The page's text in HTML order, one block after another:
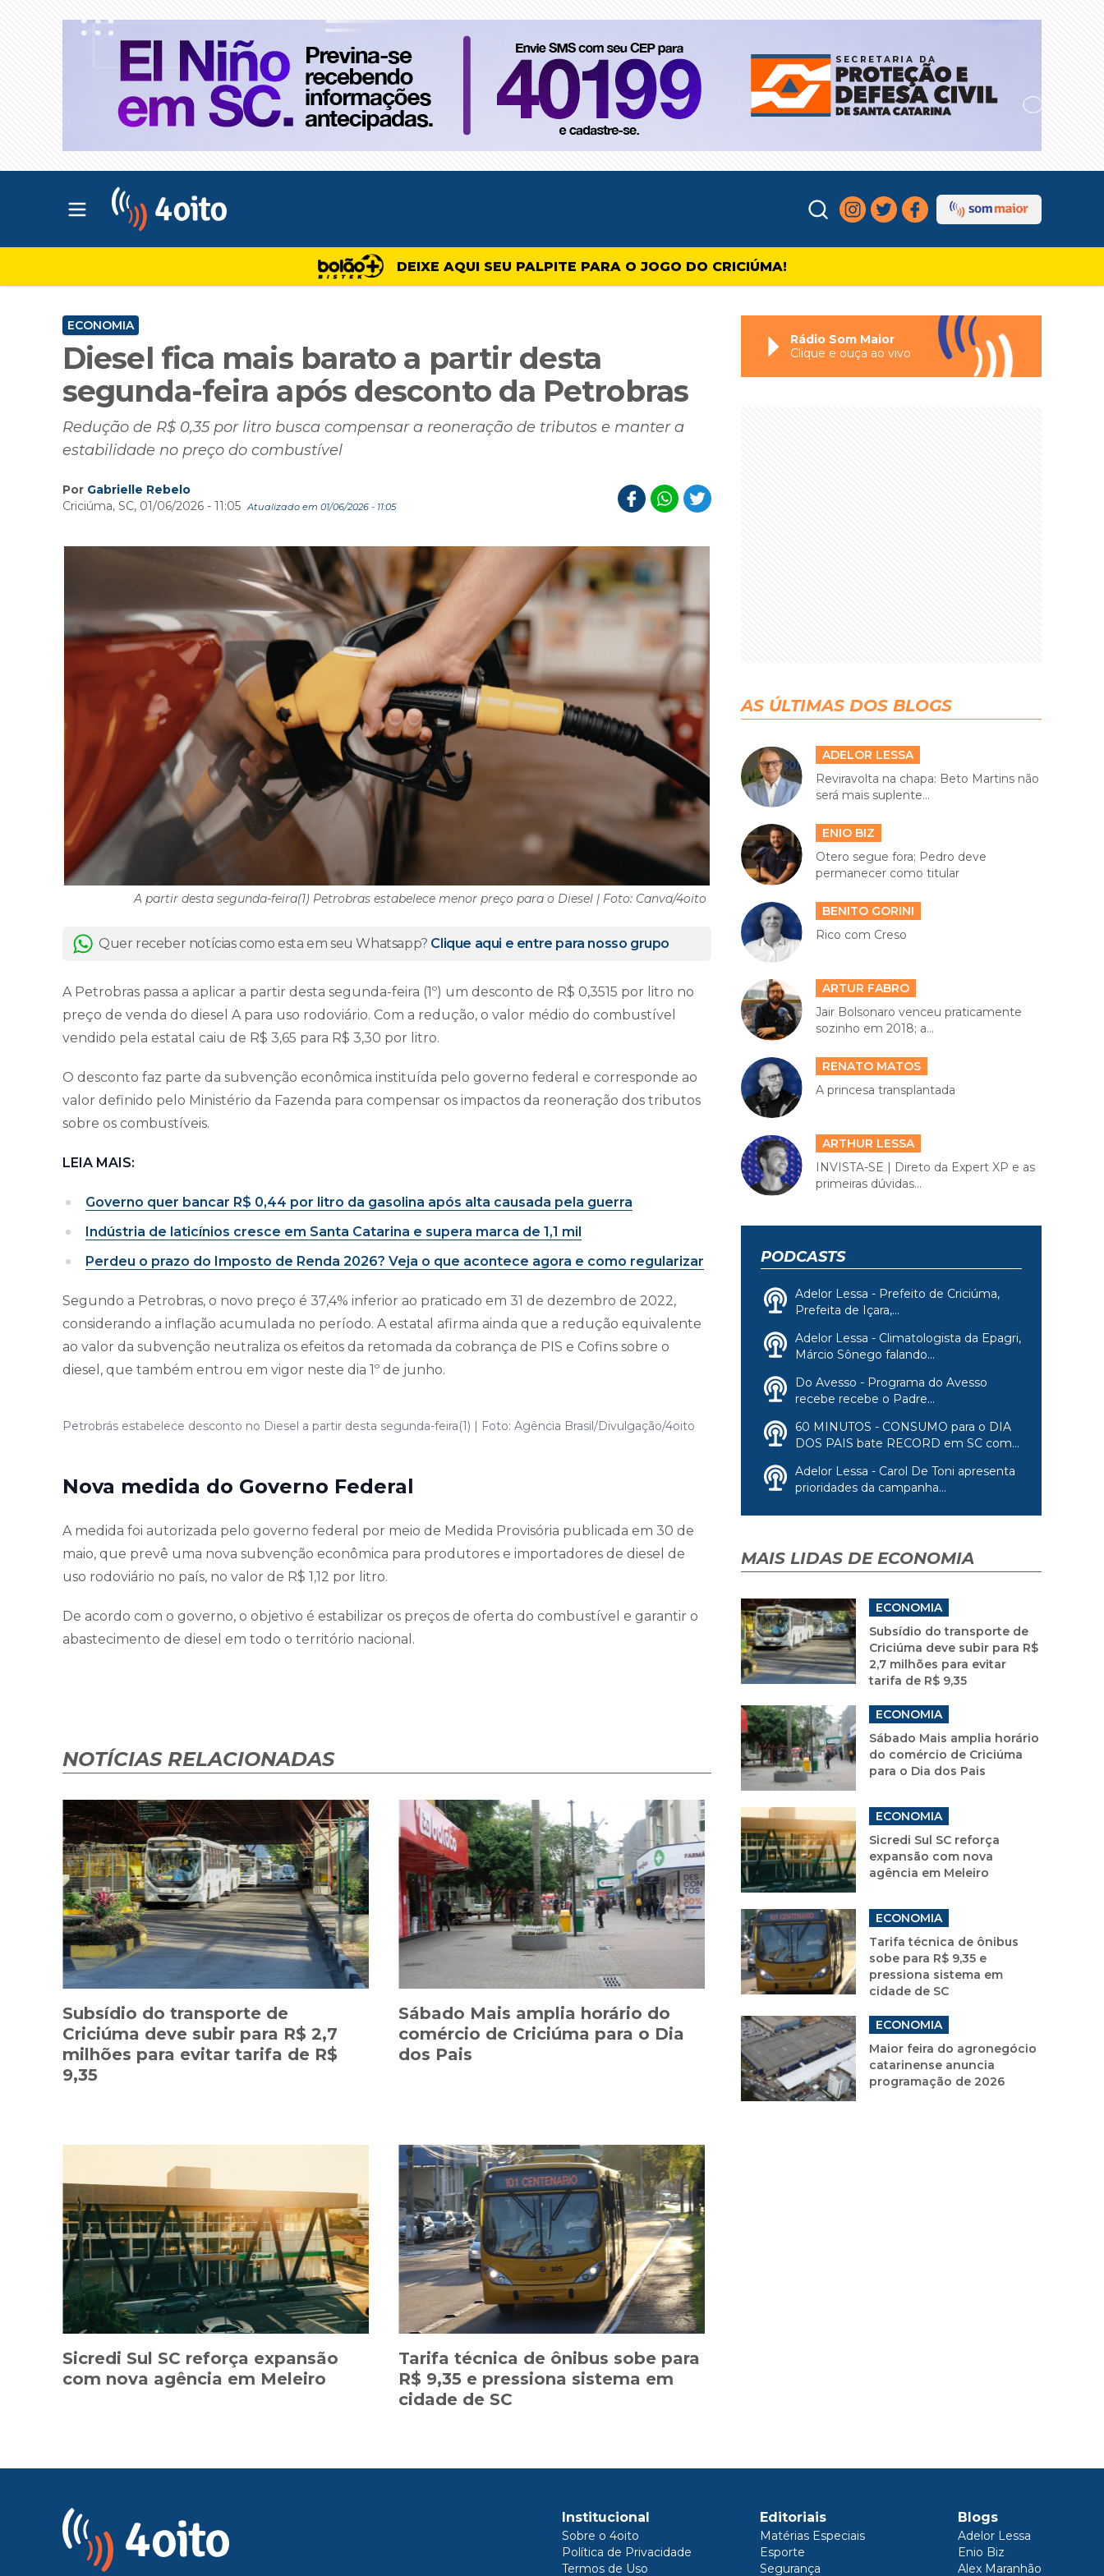
Abrir menu principal
DEIXE AQUI SEU PALPITE PARA O JOGO DO CRICIÚMA!
ECONOMIA
Diesel fica mais barato a partir desta
segunda-feira após desconto da Petrobras
Redução de R$ 0,35 por litro busca compensar a reoneração de tributos e manter a
estabilidade no preço do combustível
Por Gabrielle Rebelo
Criciúma, SC, 01/06/2026 - 11:05 Atualizado em 01/06/2026 - 11:05
A partir desta segunda-feira(1) Petrobras estabelece menor preço para o Diesel | Foto: Canva/4oito
Quer receber notícias como esta em seu Whatsapp? Clique aqui e entre para nosso grupo
A Petrobras passa a aplicar a partir desta segunda-feira (1º) um desconto de R$ 0,3515 por litro no
preço de venda do diesel A para uso rodoviário. Com a redução, o valor médio do combustível
vendido pela estatal caiu de R$ 3,65 para R$ 3,30 por litro.
O desconto faz parte da subvenção econômica instituída pelo governo federal e corresponde ao
valor definido pelo Ministério da Fazenda para compensar os impactos da reoneração dos tributos
sobre os combustíveis.
LEIA MAIS:
Governo quer bancar R$ 0,44 por litro da gasolina após alta causada pela guerra
Indústria de laticínios cresce em Santa Catarina e supera marca de 1,1 mil
Perdeu o prazo do Imposto de Renda 2026? Veja o que acontece agora e como regularizar
Segundo a Petrobras, o novo preço é 37,4% inferior ao praticado em 31 de dezembro de 2022,
considerando a inflação acumulada no período. A estatal afirma ainda que a redução equivalente
ao valor da subvenção neutraliza os efeitos da retomada da cobrança de PIS e Cofins sobre o
diesel, que também entrou em vigor neste dia 1º de junho.
Petrobrás estabelece desconto no Diesel a partir desta segunda-feira(1) | Foto: Agência Brasil/Divulgação/4oito
Nova medida do Governo Federal
A medida foi autorizada pelo governo federal por meio de Medida Provisória publicada em 30 de
maio, que prevê uma nova subvenção econômica para produtores e importadores de diesel de
uso rodoviário no país, no valor de R$ 1,12 por litro.
De acordo com o governo, o objetivo é estabilizar os preços de oferta do combustível e garantir o
abastecimento de diesel em todo o território nacional.
NOTÍCIAS RELACIONADAS
Subsídio do transporte de
Criciúma deve subir para R$ 2,7
milhões para evitar tarifa de R$
9,35
Sábado Mais amplia horário do
comércio de Criciúma para o Dia
dos Pais
Sicredi Sul SC reforça expansão
com nova agência em Meleiro
Tarifa técnica de ônibus sobe para
R$ 9,35 e pressiona sistema em
cidade de SC
Rádio Som Maior
Clique e ouça ao vivo
AS ÚLTIMAS DOS BLOGS
ADELOR LESSA
Reviravolta na chapa: Beto Martins não
será mais suplente...
ENIO BIZ
Otero segue fora; Pedro deve
permanecer como titular
BENITO GORINI
Rico com Creso
ARTUR FABRO
Jair Bolsonaro venceu praticamente
sozinho em 2018; a...
RENATO MATOS
A princesa transplantada
ARTHUR LESSA
INVISTA-SE | Direto da Expert XP e as
primeiras dúvidas...
PODCASTS
Adelor Lessa - Prefeito de Criciúma,
Prefeita de Içara,...
Adelor Lessa - Climatologista da Epagri,
Márcio Sônego falando...
Do Avesso - Programa do Avesso
recebe recebe o Padre...
60 MINUTOS - CONSUMO para o DIA
DOS PAIS bate RECORD em SC com...
Adelor Lessa - Carol De Toni apresenta
prioridades da campanha...
MAIS LIDAS DE ECONOMIA
ECONOMIA
Subsídio do transporte de
Criciúma deve subir para R$
2,7 milhões para evitar
tarifa de R$ 9,35
ECONOMIA
Sábado Mais amplia horário
do comércio de Criciúma
para o Dia dos Pais
ECONOMIA
Sicredi Sul SC reforça
expansão com nova
agência em Meleiro
ECONOMIA
Tarifa técnica de ônibus
sobe para R$ 9,35 e
pressiona sistema em
cidade de SC
ECONOMIA
Maior feira do agronegócio
catarinense anuncia
programação de 2026
Institucional
Sobre o 4oito
Política de Privacidade
Termos de Uso
Editoriais
Matérias Especiais
Esporte
Segurança
Blogs
Adelor Lessa
Enio Biz
Alex Maranhão